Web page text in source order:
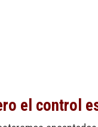
el control